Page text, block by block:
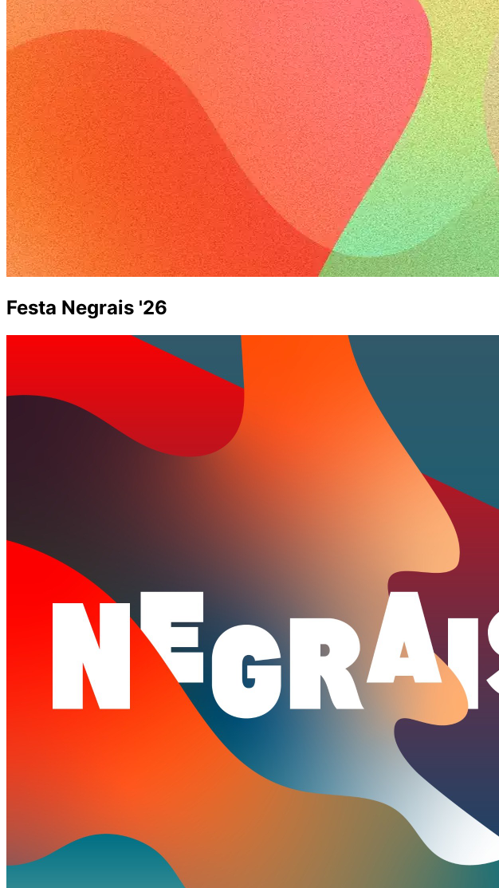
Festa Negrais '26